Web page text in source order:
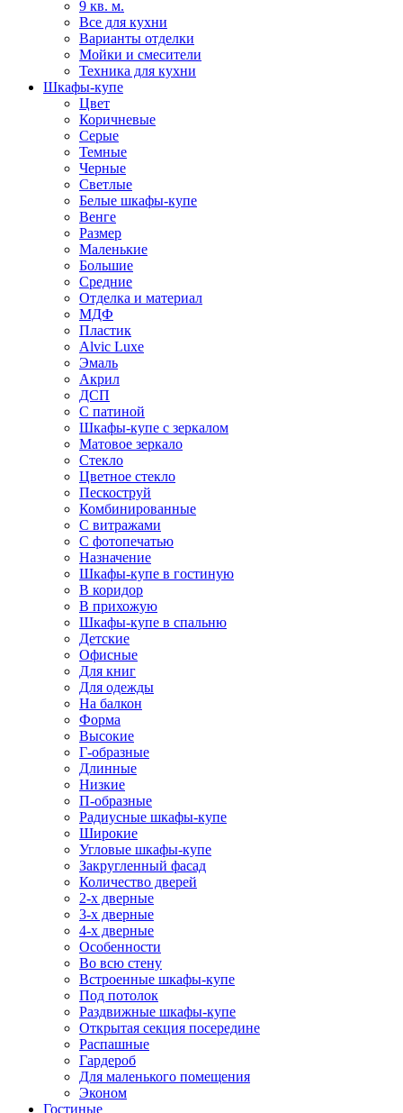
9 кв. м.
Все для кухни
Варианты отделки
Мойки и смесители
Техника для кухни
Шкафы-купе
Цвет
Коричневые
Серые
Темные
Черные
Светлые
Белые шкафы-купе
Венге
Размер
Маленькие
Большие
Средние
Отделка и материал
МДФ
Пластик
Alvic Luxe
Эмаль
Акрил
ДСП
С патиной
Шкафы-купе с зеркалом
Матовое зеркало
Стекло
Цветное стекло
Пескоструй
Комбинированные
С витражами
С фотопечатью
Назначение
Шкафы-купе в гостиную
В коридор
В прихожую
Шкафы-купе в спальню
Детские
Офисные
Для книг
Для одежды
На балкон
Форма
Высокие
Г-образные
Длинные
Низкие
П-образные
Радиусные шкафы-купе
Широкие
Угловые шкафы-купе
Закругленный фасад
Количество дверей
2-х дверные
3-х дверные
4-х дверные
Особенности
Во всю стену
Встроенные шкафы-купе
Под потолок
Раздвижные шкафы-купе
Открытая секция посередине
Распашные
Гардероб
Для маленького помещения
Эконом
Гостиные